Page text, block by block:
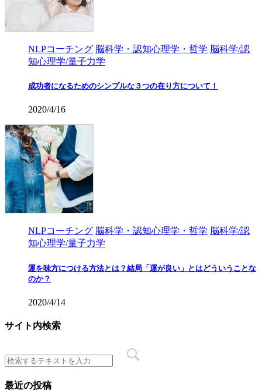
NLPコーチング 脳科学・認知心理学・哲学 脳科学/認
知心理学/量子力学
成功者になるためのシンプルな３つの在り方について！
2020/4/16
NLPコーチング 脳科学・認知心理学・哲学 脳科学/認
知心理学/量子力学
運を味方につける方法とは？結局「運が良い」とはどういうことな
のか？
2020/4/14
サイト内検索
最近の投稿